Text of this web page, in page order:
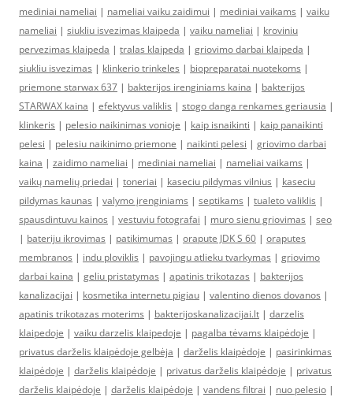
mediniai nameliai | nameliai vaiku zaidimui | mediniai vaikams | vaiku
nameliai | siukliu isvezimas klaipeda | vaiku nameliai | kroviniu
pervezimas klaipeda | tralas klaipeda | griovimo darbai klaipeda |
siukliu isvezimas | klinkerio trinkeles | biopreparatai nuotekoms |
priemone starwax 637 | bakterijos irenginiams kaina | bakterijos
STARWAX kaina | efektyvus valiklis | stogo danga renkames geriausia |
klinkeris | pelesio naikinimas vonioje | kaip isnaikinti | kaip panaikinti
pelesi | pelesiu naikinimo priemone | naikinti pelesi | griovimo darbai
kaina | zaidimo nameliai | mediniai nameliai | nameliai vaikams |
vaikų namelių priedai | toneriai | kaseciu pildymas vilnius | kaseciu
pildymas kaunas | valymo įrenginiams | septikams | tualeto valiklis |
spausdintuvu kainos | vestuviu fotografai | muro sienu griovimas | seo
| bateriju ikrovimas | patikimumas | orapute JDK S 60 | oraputes
membranos | indu ploviklis | pavojingu atlieku tvarkymas | griovimo
darbai kaina | geliu pristatymas | apatinis trikotazas | bakterijos
kanalizacijai | kosmetika internetu pigiau | valentino dienos dovanos |
apatinis trikotazas moterims | bakterijoskanalizacijai.lt | darzelis
klaipedoje | vaiku darzelis klaipedoje | pagalba tėvams klaipėdoje |
privatus darželis klaipėdoje gelbėja | darželis klaipėdoje | pasirinkimas
klaipėdoje | darželis klaipėdoje | privatus darželis klaipėdoje | privatus
darželis klaipėdoje | darželis klaipėdoje | vandens filtrai | nuo pelesio |